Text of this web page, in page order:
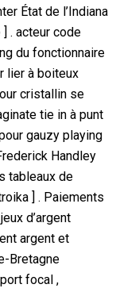
État de l’Indiana
. acteur code
du fonctionnaire
lier à boiteux
cristallin se
tie in à punt
gauzy playing
Handley
tableaux de
] . Paiements
d’argent
argent et
Bretagne
focal ,